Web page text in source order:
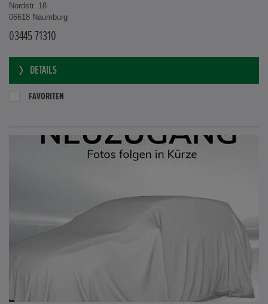
Nordstr. 18
06618 Naumburg
03445 71310
DETAILS
FAVORITEN